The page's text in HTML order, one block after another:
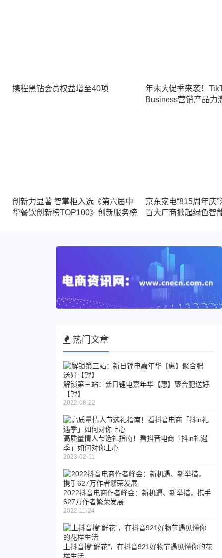
携程黑钻会员权益增至40项
年末大促季来袭！
Business营销产品力
创新力显著 智掌柜入选《第六届中
华餐饮创新榜TOP100》创新服务榜
京东家电“815周年庆
百大厂商掀起绿色智
热门文章
解锁第三站：新日锂电嘉年华【惠】聚合肥送好
【锂】
2022-08-22
高质量情人节选礼指南！看抖音电商「抖in礼遇
季」如何对你上心
2023-02-11
2022抖音电商作者峰会：新机遇、新举措，携手
627万作者繁荣发展
2022-11-24
上抖音搜“鲜花”，在抖音921好物节遇见懂你的花
样生活